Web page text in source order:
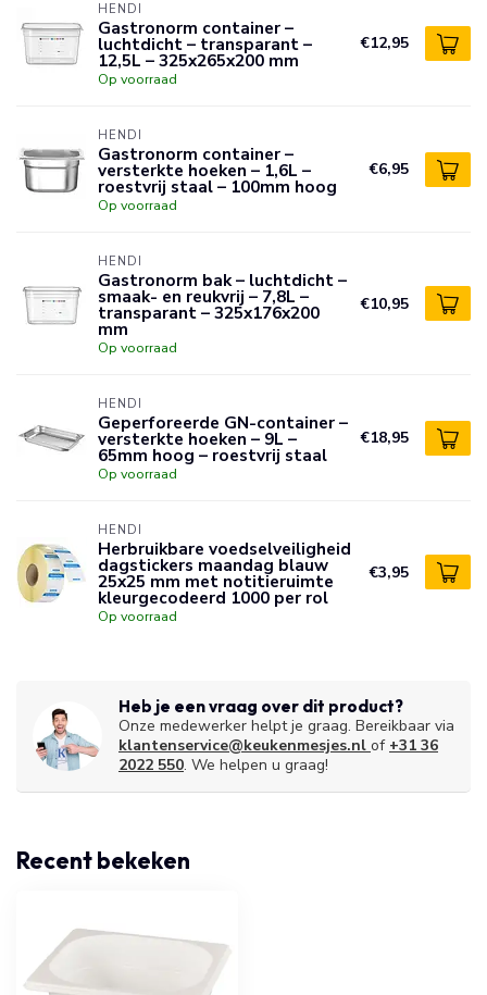
HENDI
Gastronorm container –
luchtdicht – transparant –
12,5L – 325x265x200 mm
Op voorraad
€12,95
HENDI
Gastronorm container –
versterkte hoeken – 1,6L –
roestvrij staal – 100mm hoog
Op voorraad
€6,95
HENDI
Gastronorm bak – luchtdicht –
smaak- en reukvrij – 7,8L –
transparant – 325x176x200
mm
Op voorraad
€10,95
HENDI
Geperforeerde GN-container –
versterkte hoeken – 9L –
65mm hoog – roestvrij staal
Op voorraad
€18,95
HENDI
Herbruikbare voedselveiligheid
dagstickers maandag blauw
25x25 mm met notitieruimte
kleurgecodeerd 1000 per rol
Op voorraad
€3,95
Heb je een vraag over dit product?
Onze medewerker helpt je graag. Bereikbaar via
klantenservice@keukenmesjes.nl of +31 36
2022 550. We helpen u graag!
Recent bekeken